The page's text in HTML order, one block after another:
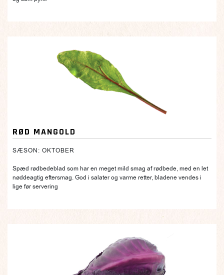
RØD MANGOLD
SÆSON: OKTOBER
Spæd rødbedeblad som har en meget mild smag af rødbede, med en let
nøddeagtig eftersmag. God i salater og varme retter, bladene vendes i
lige før servering